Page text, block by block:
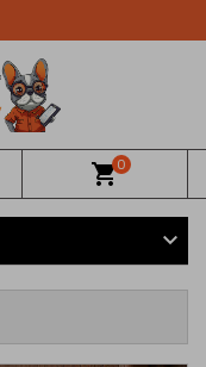
shopping_cart0